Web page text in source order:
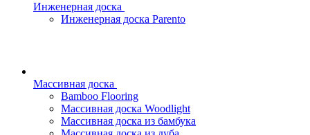
Инженерная доска
Инженерная доска Parento
Массивная доска
Bamboo Flooring
Массивная доска Woodlight
Массивная доска из бамбука